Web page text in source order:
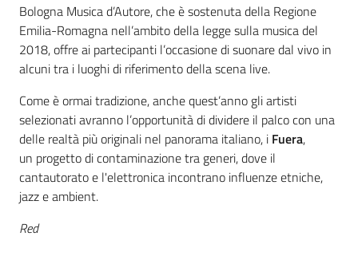
Bologna Musica d’Autore, che è sostenuta della Regione
Emilia-Romagna nell’ambito della legge sulla musica del
2018, offre ai partecipanti l’occasione di suonare dal vivo in
alcuni tra i luoghi di riferimento della scena live.
Come è ormai tradizione, anche quest’anno gli artisti
selezionati avranno l’opportunità di dividere il palco con una
delle realtà più originali nel panorama italiano, i Fuera,
un progetto di contaminazione tra generi, dove il
cantautorato e l'elettronica incontrano influenze etniche,
jazz e ambient.
Red